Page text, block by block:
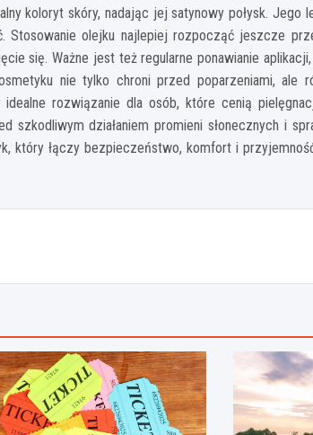
koloryt skóry, nadając jej satynowy połysk. Jego
Stosowanie olejku najlepiej rozpocząć jeszcze
się. Ważne jest też regularne ponawianie
nie tylko chroni przed poparzeniami, ale
rozwiązanie dla osób, które cenią
działaniem promieni słonecznych i
który łączy bezpieczeństwo, komfort i